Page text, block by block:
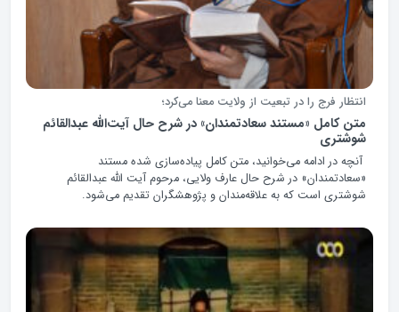
انتظار فرج را در تبعیت از ولایت معنا می‌کرد؛
متن کامل «مستند سعادتمندان» در شرح حال آیت‌الله عبدالقائم
شوشتری
آنچه در ادامه می‌خوانید، متن کامل پیاده‌سازی شده مستند
«سعادتمندان» در شرح حال عارف ولایی، مرحوم آیت الله عبدالقائم
شوشتری است که به علاقه‌مندان و پژوهشگران تقدیم می‌شود.